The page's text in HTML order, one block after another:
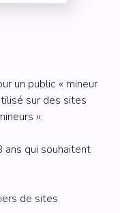
un public « mineur
sur des sites
».
qui souhaitent
de sites